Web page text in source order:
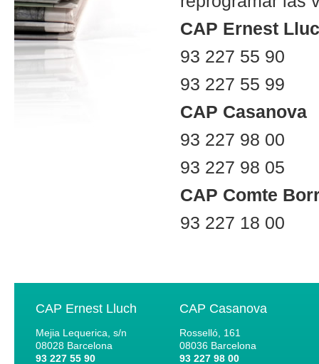
CAP Ernest
93 227 55 90
93 227 55 99
CAP Casanova
93 227 98 00
93 227 98 05
CAP Comte
93 227 18 00
CAP Ernest Lluch
Mejia Lequerica, s/n
08028 Barcelona
93 227 55 90
CAP Casanova
Rosselló, 161
08036 Barcelona
93 227 98 00